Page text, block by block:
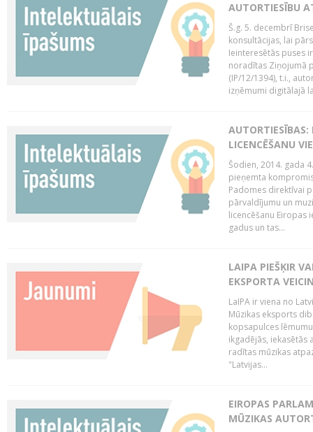
AUTORTIESĪBU
Š.g. 5. decembrī
konsultācijas, lai
Ieinteresētās puses
noradītas Ziņojumā
(IP/12/1394), t.i.,
izņēmumi digitālajā
AUTORTIESĪBAS:
LICENCĒŠANU
Šodien, 2014. gada
pieņemta
Padomes direktīvai
pārvaldījumu un
licencēšanu Eiropas
gadus un tas...
LAIPA PIEŠĶIR
EKSPORTA
LaIPA ir viena no
Mūzikas eksports
kopsapulces
ikgadējās, iekasētās
radītas mūzikas
"Latvijas...
EIROPAS
MŪZIKAS